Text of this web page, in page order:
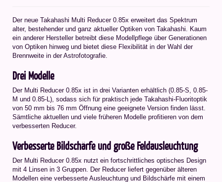
Der neue Takahashi Multi Reducer 0.85x erweitert das Spektrum
alter, bestehender und ganz aktueller Optiken von Takahashi. Kaum
ein anderer Hersteller betreibt diese Modellpflege über Generationen
von Optiken hinweg und bietet diese Flexibilität in der Wahl der
Brennweite in der Astrofotografie.
Drei Modelle
Der Multi Reducer 0.85x ist in drei Varianten erhältlich (0.85-S, 0.85-
M und 0.85-L), sodass sich für praktisch jede Takahashi-Fluoritoptik
von 50 mm bis 76 mm Öffnung eine geeignete Version finden lässt.
Sämtliche aktuellen und viele früheren Modelle profitieren von dem
verbesserten Reducer.
Verbesserte Bildschärfe und große Feldausleuchtung
Der Multi Reducer 0.85x nutzt ein fortschrittliches optisches Design
mit 4 Linsen in 3 Gruppen. Der Reducer liefert gegenüber älteren
Modellen eine verbesserte Ausleuchtung und Bildschärfe mit einem